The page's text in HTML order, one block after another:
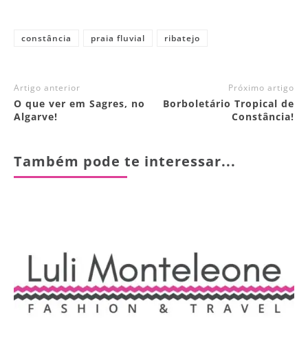
constância praia fluvial ribatejo
Artigo anterior
O que ver em Sagres, no
Algarve!
Próximo artigo
Borboletário Tropical de
Constância!
Também pode te interessar...